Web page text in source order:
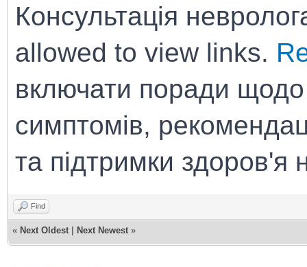
Консультація
allowed to view links.
включати поради щодо
симптомів,
та підтримки здоров'я
Find
« Next Oldest Next Newest »